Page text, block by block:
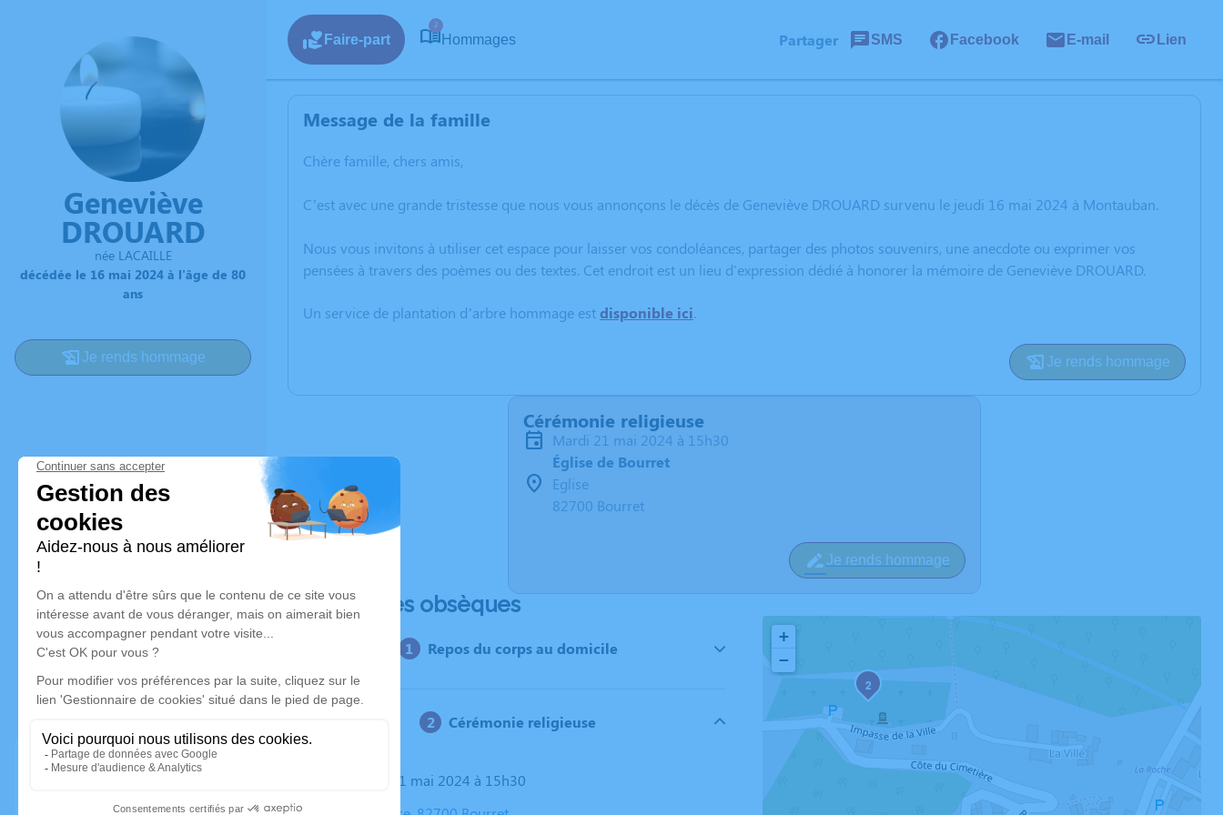
Geneviève
DROUARD
née LACAILLE
décédée le 16 mai 2024 à l'âge de 80
ans
Je rends hommage
Faire-part
2
Hommages Partager SMS Facebook E-mail Lien
Message de la famille
Chère famille, chers amis,
C’est avec une grande tristesse que nous vous annonçons le décès de Geneviève DROUARD survenu le jeudi 16 mai 2024 à Montauban.
Nous vous invitons à utiliser cet espace pour laisser vos condoléances, partager des photos souvenirs, une anecdote ou exprimer vos
pensées à travers des poèmes ou des textes. Cet endroit est un lieu d'expression dédié à honorer la mémoire de Geneviève DROUARD.
Un service de plantation d’arbre hommage estdisponible ici.
Je rends hommage
Cérémonie religieuse
mardi 21 mai 2024 à 15h30
Église de Bourret
Eglise
82700 Bourret
Je rends hommage
Déroulé des obsèques
Repos du corps au domicile
Cérémonie religieuse
Le mardi 21 mai 2024 à 15h30
2
+
−